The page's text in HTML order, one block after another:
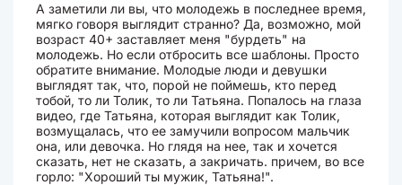
А заметили ли вы, что молодежь в последнее время,
мягко говоря выглядит странно? Да, возможно, мой
возраст 40+ заставляет меня "бурдеть" на
молодежь. Но если отбросить все шаблоны. Просто
обратите внимание. Молодые люди и девушки
выглядят так, что, порой не поймешь, кто перед
тобой, то ли Толик, то ли Татьяна. Попалось на глаза
видео, где Татьяна, которая выглядит как Толик,
возмущалась, что ее замучили вопросом мальчик
она, или девочка. Но глядя на нее, так и хочется
сказать, нет не сказать, а закричать. причем, во все
горло: "Хороший ты мужик, Татьяна!".